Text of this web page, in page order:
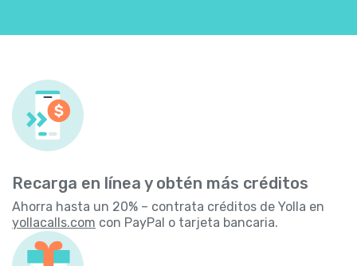
Recarga en línea y obtén más créditos
Ahorra hasta un 20% – contrata créditos de Yolla en
yollacalls.com con PayPal o tarjeta bancaria.